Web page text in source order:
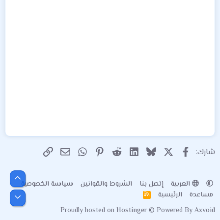
شارك: فيسبوك Bluesky
LinkedIn
Reddit
Pinterest
WhatsApp
البريد الإلكتروني
الرابط
العربية إتصل بنا الشروط والقوانين
سياسة الخصوصية
مساعدة
الرئيسية
R
S
Proudly hosted on Hostinger© Powered ByAxvoid
أعلى